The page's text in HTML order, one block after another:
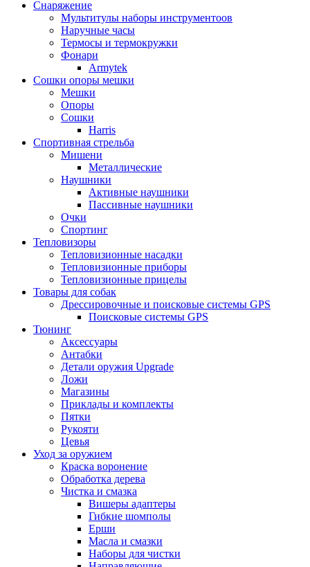
Снаряжение
Мультитулы наборы инструментоов
Наручные часы
Термосы и термокружки
Фонари
Armytek
Сошки опоры мешки
Мешки
Опоры
Сошки
Harris
Спортивная стрельба
Мишени
Металлические
Наушники
Активные наушники
Пассивные наушники
Очки
Спортинг
Тепловизоры
Тепловизионные насадки
Тепловизионные приборы
Тепловизионные прицелы
Товары для собак
Дрессировочные и поисковые системы GPS
Поисковые системы GPS
Тюнинг
Аксессуары
Антабки
Детали оружия Upgrade
Ложи
Магазины
Приклады и комплекты
Пятки
Рукояти
Цевья
Уход за оружием
Краска воронение
Обработка дерева
Чистка и смазка
Вишеры адаптеры
Гибкие шомполы
Ерши
Масла и смазки
Наборы для чистки